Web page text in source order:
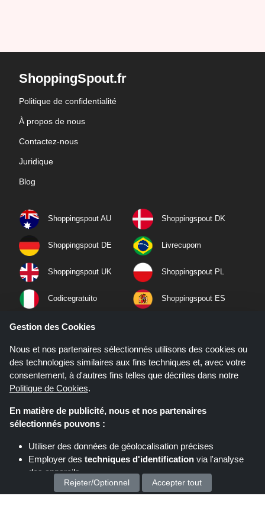
ShoppingSpout.fr
Politique de confidentialité
À propos de nous
Contactez-nous
Juridique
Blog
Shoppingspout AU Shoppingspout DK
Shoppingspout DE Livrecupom
Shoppingspout UK Shoppingspout PL
Codicegratuito Shoppingspout ES
Shoppingspout NL
Shoppingspout PT Shoppingspout NO
Gestion des Cookies
Nous et nos partenaires sélectionnés utilisons des cookies ou
des technologies similaires aux fins techniques et, avec votre
consentement, à d'autres fins telles que décrites dans notre
Politique de Cookies.
En matière de publicité, nous et nos partenaires
sélectionnés pouvons :
Utiliser des données de géolocalisation précises
Employer des techniques d'identification via l'analyse
des appareils
Stocker et/ou accéder à des informations sur un appareil
Rejeter/Optionnel Accepter tout